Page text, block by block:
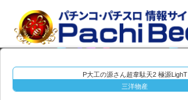
P大工の源さん超韋駄天2 極源LighT
三洋物産